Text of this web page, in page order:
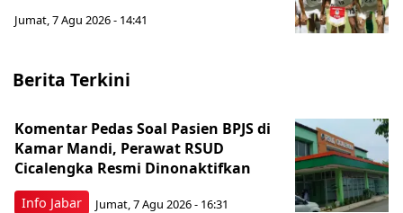
Jumat, 7 Agu 2026 - 14:41
Berita Terkini
Info Jabar
Komentar Pedas Soal Pasien BPJS di
Kamar Mandi, Perawat RSUD
Cicalengka Resmi Dinonaktifkan
Jumat, 7 Agu 2026 - 16:31